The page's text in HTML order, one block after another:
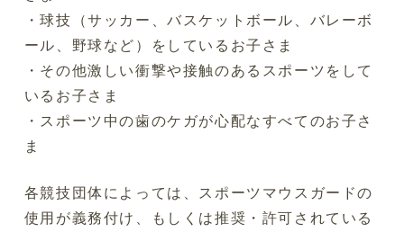
・球技（サッカー、バスケットボール、バレーボ
ール、野球など）をしているお子さま
・その他激しい衝撃や接触のあるスポーツをして
いるお子さま
・スポーツ中の歯のケガが心配なすべてのお子さ
ま
各競技団体によっては、スポーツマウスガードの
使用が義務付け、もしくは推奨・許可されている